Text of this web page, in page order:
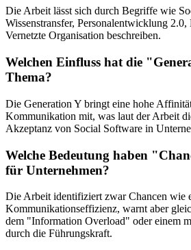
Die Arbeit lässt sich durch Begriffe wie
Wissenstransfer, Personalentwicklung
Vernetzte Organisation beschreiben.
Welchen Einfluss hat die
Thema?
Die Generation Y bringt eine hohe
Kommunikation mit, was laut der Arbeit
Akzeptanz von Social Software in
Welche Bedeutung haben
für Unternehmen?
Die Arbeit identifiziert zwar Chancen wie
Kommunikationseffizienz, warnt aber
dem "Information Overload" oder einem
durch die Führungskraft.